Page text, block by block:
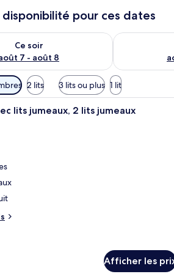
pour ces dates
Ce soir
7 - août 8
pour ce soir août 7 - août 8
Vérifier la
2 lits 3 lits ou plus 1 lit
Une chambre d’hôtel avec
lits jumeaux, 2 lits jumeaux
Afficher les